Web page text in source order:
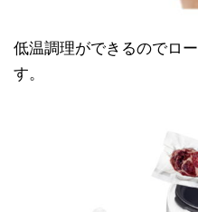
低温調理ができるのでロ
す。